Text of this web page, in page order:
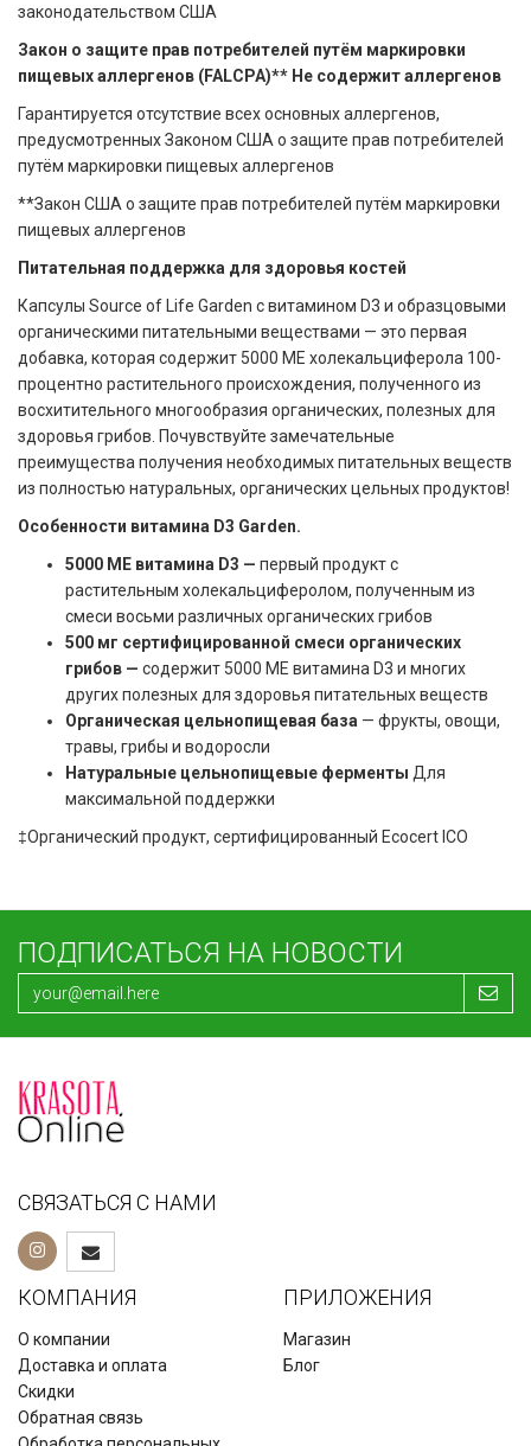
законодательством США
Закон о защите прав потребителей путём маркировки
пищевых аллергенов (FALCPA)** Не содержит аллергенов
Гарантируется отсутствие всех основных аллергенов,
предусмотренных Законом США о защите прав потребителей
путём маркировки пищевых аллергенов
**Закон США о защите прав потребителей путём маркировки
пищевых аллергенов
Питательная поддержка для здоровья костей
Капсулы Source of Life Garden с витамином D3 и образцовыми
органическими питательными веществами — это первая
добавка, которая содержит 5000 МЕ холекальциферола 100-
процентно растительного происхождения, полученного из
восхитительного многообразия органических, полезных для
здоровья грибов. Почувствуйте замечательные
преимущества получения необходимых питательных веществ
из полностью натуральных, органических цельных продуктов!
Особенности витамина D3 Garden.
5000 МЕ витамина D3 — первый продукт с
растительным холекальциферолом, полученным из
смеси восьми различных органических грибов
500 мг сертифицированной смеси органических
грибов — содержит 5000 МЕ витамина D3 и многих
других полезных для здоровья питательных веществ
Органическая цельнопищевая база — фрукты, овощи,
травы, грибы и водоросли
Натуральные цельнопищевые ферменты Для
максимальной поддержки
‡Органический продукт, сертифицированный Ecocert ICO
ПОДПИСАТЬСЯ НА НОВОСТИ
СВЯЗАТЬСЯ С НАМИ
КОМПАНИЯ
О компании
Доставка и оплата
Скидки
Обратная связь
ПРИЛОЖЕНИЯ
Магазин
Блог